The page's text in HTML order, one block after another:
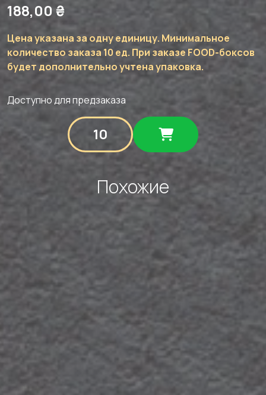
188,00₴
Цена указана за одну единицу. Минимальное
количество заказа 10 ед. При заказе FOOD-боксов
будет дополнительно учтена упаковка.
Доступно для предзаказа
Количество
товара
Брошет
свиной
вырезкиПохожие